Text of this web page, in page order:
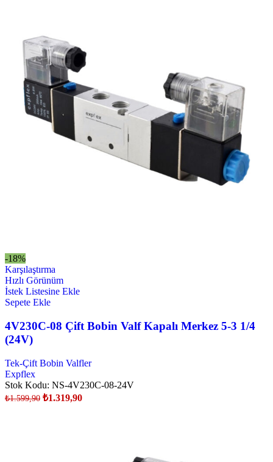
-18%
Karşılaştırma
Hızlı Görünüm
İstek Listesine Ekle
Sepete Ekle
4V230C-08 Çift Bobin Valf Kapalı Merkez 5-3 1/4
(24V)
Tek-Çift Bobin Valfler
Expflex
Stok Kodu: NS-4V230C-08-24V
₺1.599,90 ₺1.319,90